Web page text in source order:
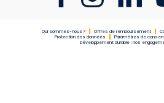
Qui sommes-nous ? Offres de remboursement
Protection des données
Paramètres de
Développement durable : nos